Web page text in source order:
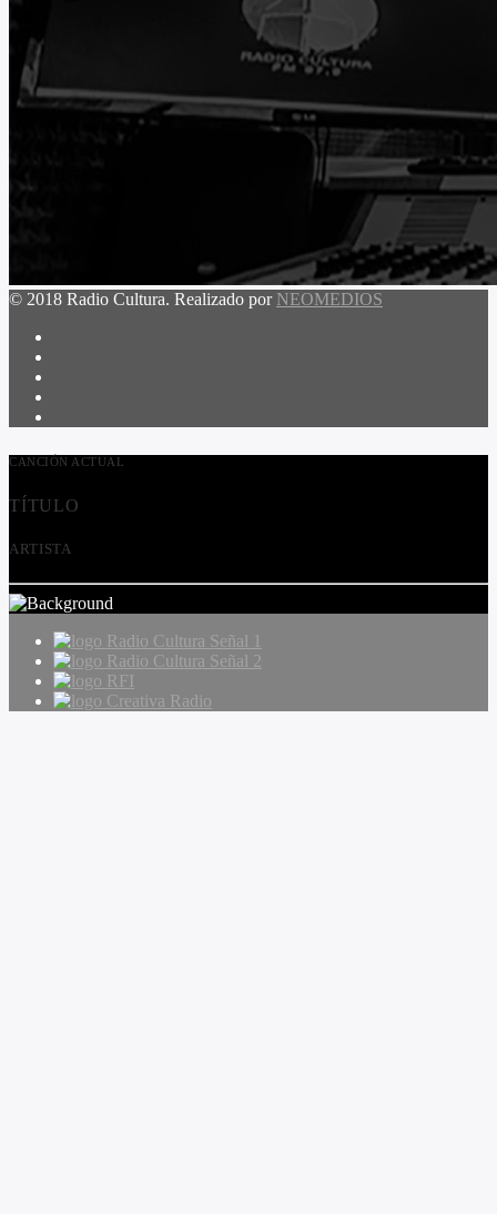
© 2018 Radio Cultura. Realizado por NEOMEDIOS
CANCIÓN ACTUAL
TÍTULO
ARTISTA
Radio Cultura Señal 1
Radio Cultura Señal 2
RFI
Creativa Radio